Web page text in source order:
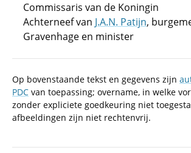
Commissaris van de Koningin
Achterneef van J.A.N. Patijn,
Gravenhage en minister
Op bovenstaande tekst en gegevens zijn
PDC van toepassing; overname, in welke
zonder expliciete goedkeuring niet
afbeeldingen zijn niet rechtenvrij.